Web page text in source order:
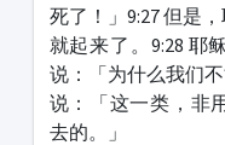
死了！」9:27 但是
就起来了。9:28 耶
说：「为什么我们
说：「这一类，非
去的。」